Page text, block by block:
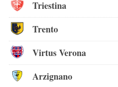
Triestina
Trento
Virtus Verona
Arzignano